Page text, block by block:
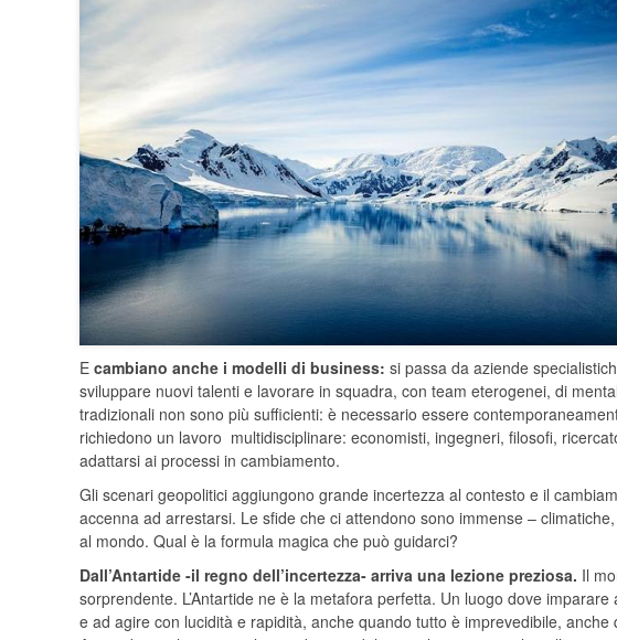
E cambiano anche i modelli di business: si passa da aziende
sviluppare nuovi talenti e lavorare in squadra, con team eterogenei, di
tradizionali non sono più sufficienti: è necessario essere
richiedono un lavoro multidisciplinare: economisti, ingegneri, filosofi,
adattarsi ai processi in cambiamento.
Gli scenari geopolitici aggiungono grande incertezza al contesto e il
accenna ad arrestarsi. Le sfide che ci attendono sono immense –
al mondo. Qual è la formula magica che può guidarci?
Dall’Antartide -il regno dell’incertezza- arriva una lezione preziosa. Il
sorprendente. L’Antartide ne è la metafora perfetta. Un luogo dove
e ad agire con lucidità e rapidità, anche quando tutto è imprevedibile,